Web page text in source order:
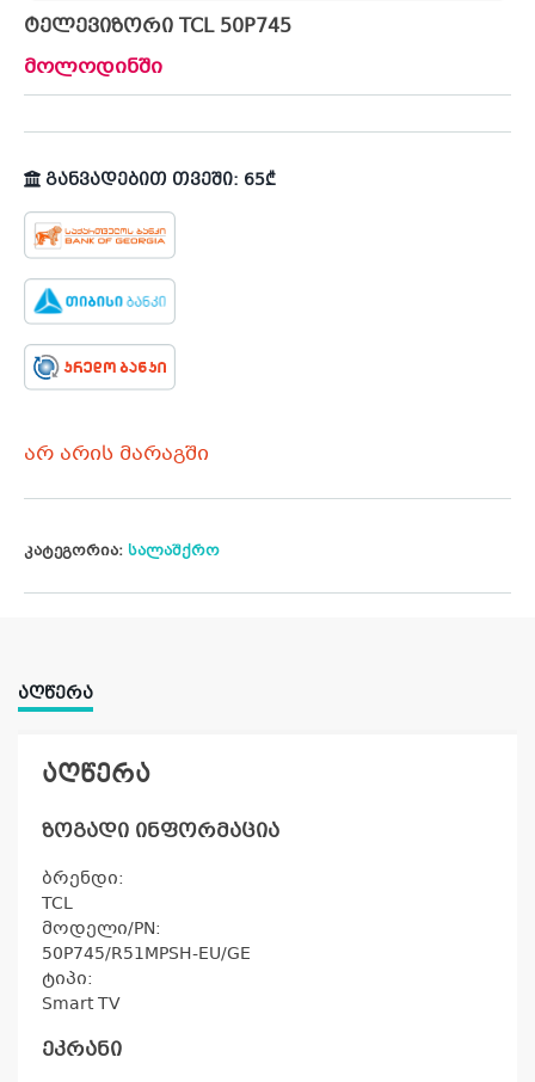
ტელევიზორი TCL 50P745
მოლოდინში
განვადებით თვეში: 65₾
არ არის მარაგში
კატეგორია: სალაშქრო
ᲐᲦᲬᲔᲠᲐ
აღწერა
ზოგადი ინფორმაცია
ბრენდი:
TCL
მოდელი/PN:
50P745/R51MPSH-EU/GE
ტიპი:
Smart TV
ეკრანი